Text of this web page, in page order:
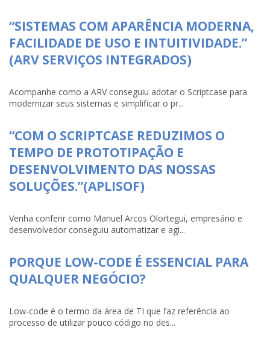
“SISTEMAS COM APARÊNCIA MODERNA,
FACILIDADE DE USO E INTUITIVIDADE.”
(ARV SERVIÇOS INTEGRADOS)
Acompanhe como a ARV conseguiu adotar o Scriptcase para
modernizar seus sistemas e simplificar o pr...
“COM O SCRIPTCASE REDUZIMOS O
TEMPO DE PROTOTIPAÇÃO E
DESENVOLVIMENTO DAS NOSSAS
SOLUÇÕES.”(APLISOF)
Venha conferir como Manuel Arcos Olortegui, empresário e
desenvolvedor conseguiu automatizar e agi...
PORQUE LOW-CODE É ESSENCIAL PARA
QUALQUER NEGÓCIO?
Low-code é o termo da área de TI que faz referência ao
processo de utilizar pouco código no des...